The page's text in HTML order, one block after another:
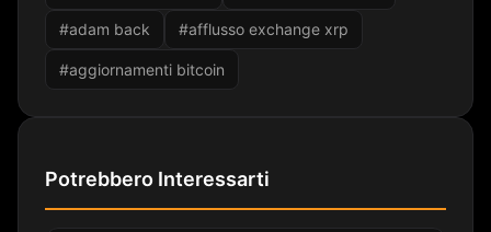
#adam back #afflusso exchange xrp
#aggiornamenti bitcoin
Potrebbero Interessarti